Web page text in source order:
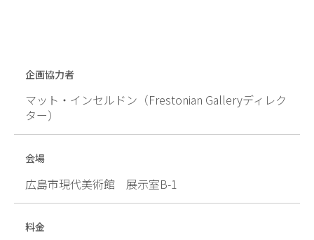
企画協力者
マット・インセルドン（Frestonian Galleryディレク
ター）
会場
広島市現代美術館 展示室B-1
料金